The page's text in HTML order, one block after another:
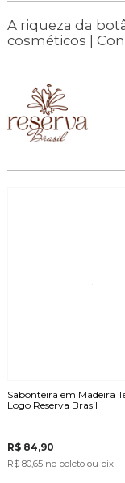
A riqueza da
cosméticos |
Sabonteira em Madeira
Logo Reserva Brasil
R$ 84,90
R$ 80,65 no boleto ou pix